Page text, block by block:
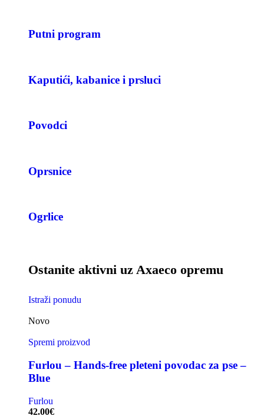
Putni program
Kaputići, kabanice i prsluci
Povodci
Oprsnice
Ogrlice
Ostanite aktivni uz Axaeco opremu
Istraži ponudu
Novo
Spremi proizvod
Furlou – Hands-free pleteni povodac za pse –
Blue
Furlou
42.00€